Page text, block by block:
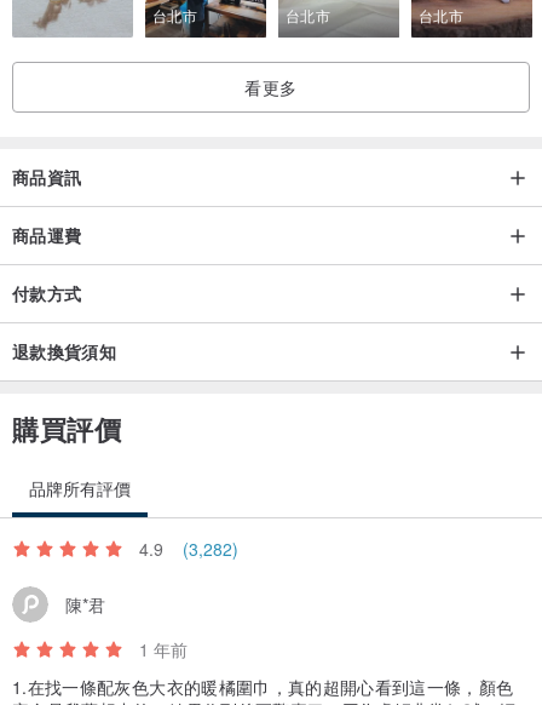
色，組成鮮明的色彩，是搭配衣著的好物，回歸自然的美好經驗
台北市 台北市 台北市
看更多
商品資訊
商品運費
付款方式
退款換貨須知
購買評價
品牌所有評價
4.9 (3,282)
陳*君
1 年前
1.在找一條配灰色大衣的暖橘圍巾，真的超開心看到這一條，顏色